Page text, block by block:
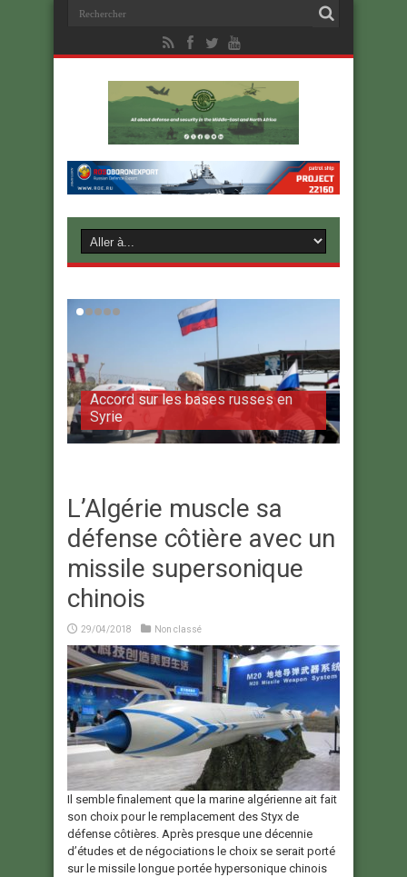
Accord sur les bases russes en
Syrie
L’Algérie muscle sa
défense côtière avec un
missile supersonique
chinois
29/04/2018 Non classé
Il semble finalement que la marine algérienne ait fait
son choix pour le remplacement des Styx de
défense côtières. Après presque une décennie
d’études et de négociations le choix se serait porté
sur le missile longue portée hypersonique chinois